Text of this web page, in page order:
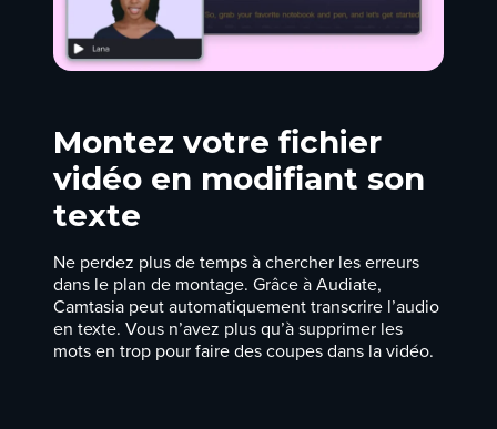
Montez votre fichier
vidéo en modifiant son
texte
Ne perdez plus de temps à chercher les erreurs
dans le plan de montage. Grâce à Audiate,
Camtasia peut automatiquement transcrire l’audio
en texte. Vous n’avez plus qu’à supprimer les
mots en trop pour faire des coupes dans la vidéo.